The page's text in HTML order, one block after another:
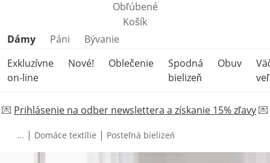
Obľúbené
Košík
Preskočiť kategórie produktov
Dámy Páni
Bývanie
Exkluzívne
on-line
Nové! Oblečenie
Spodná
bielizeň
Obuv
💌 Prihlásenie na odber newslettera a získanie 15% zľavy💌
... | Domáce textílie | Posteľná bielizeň